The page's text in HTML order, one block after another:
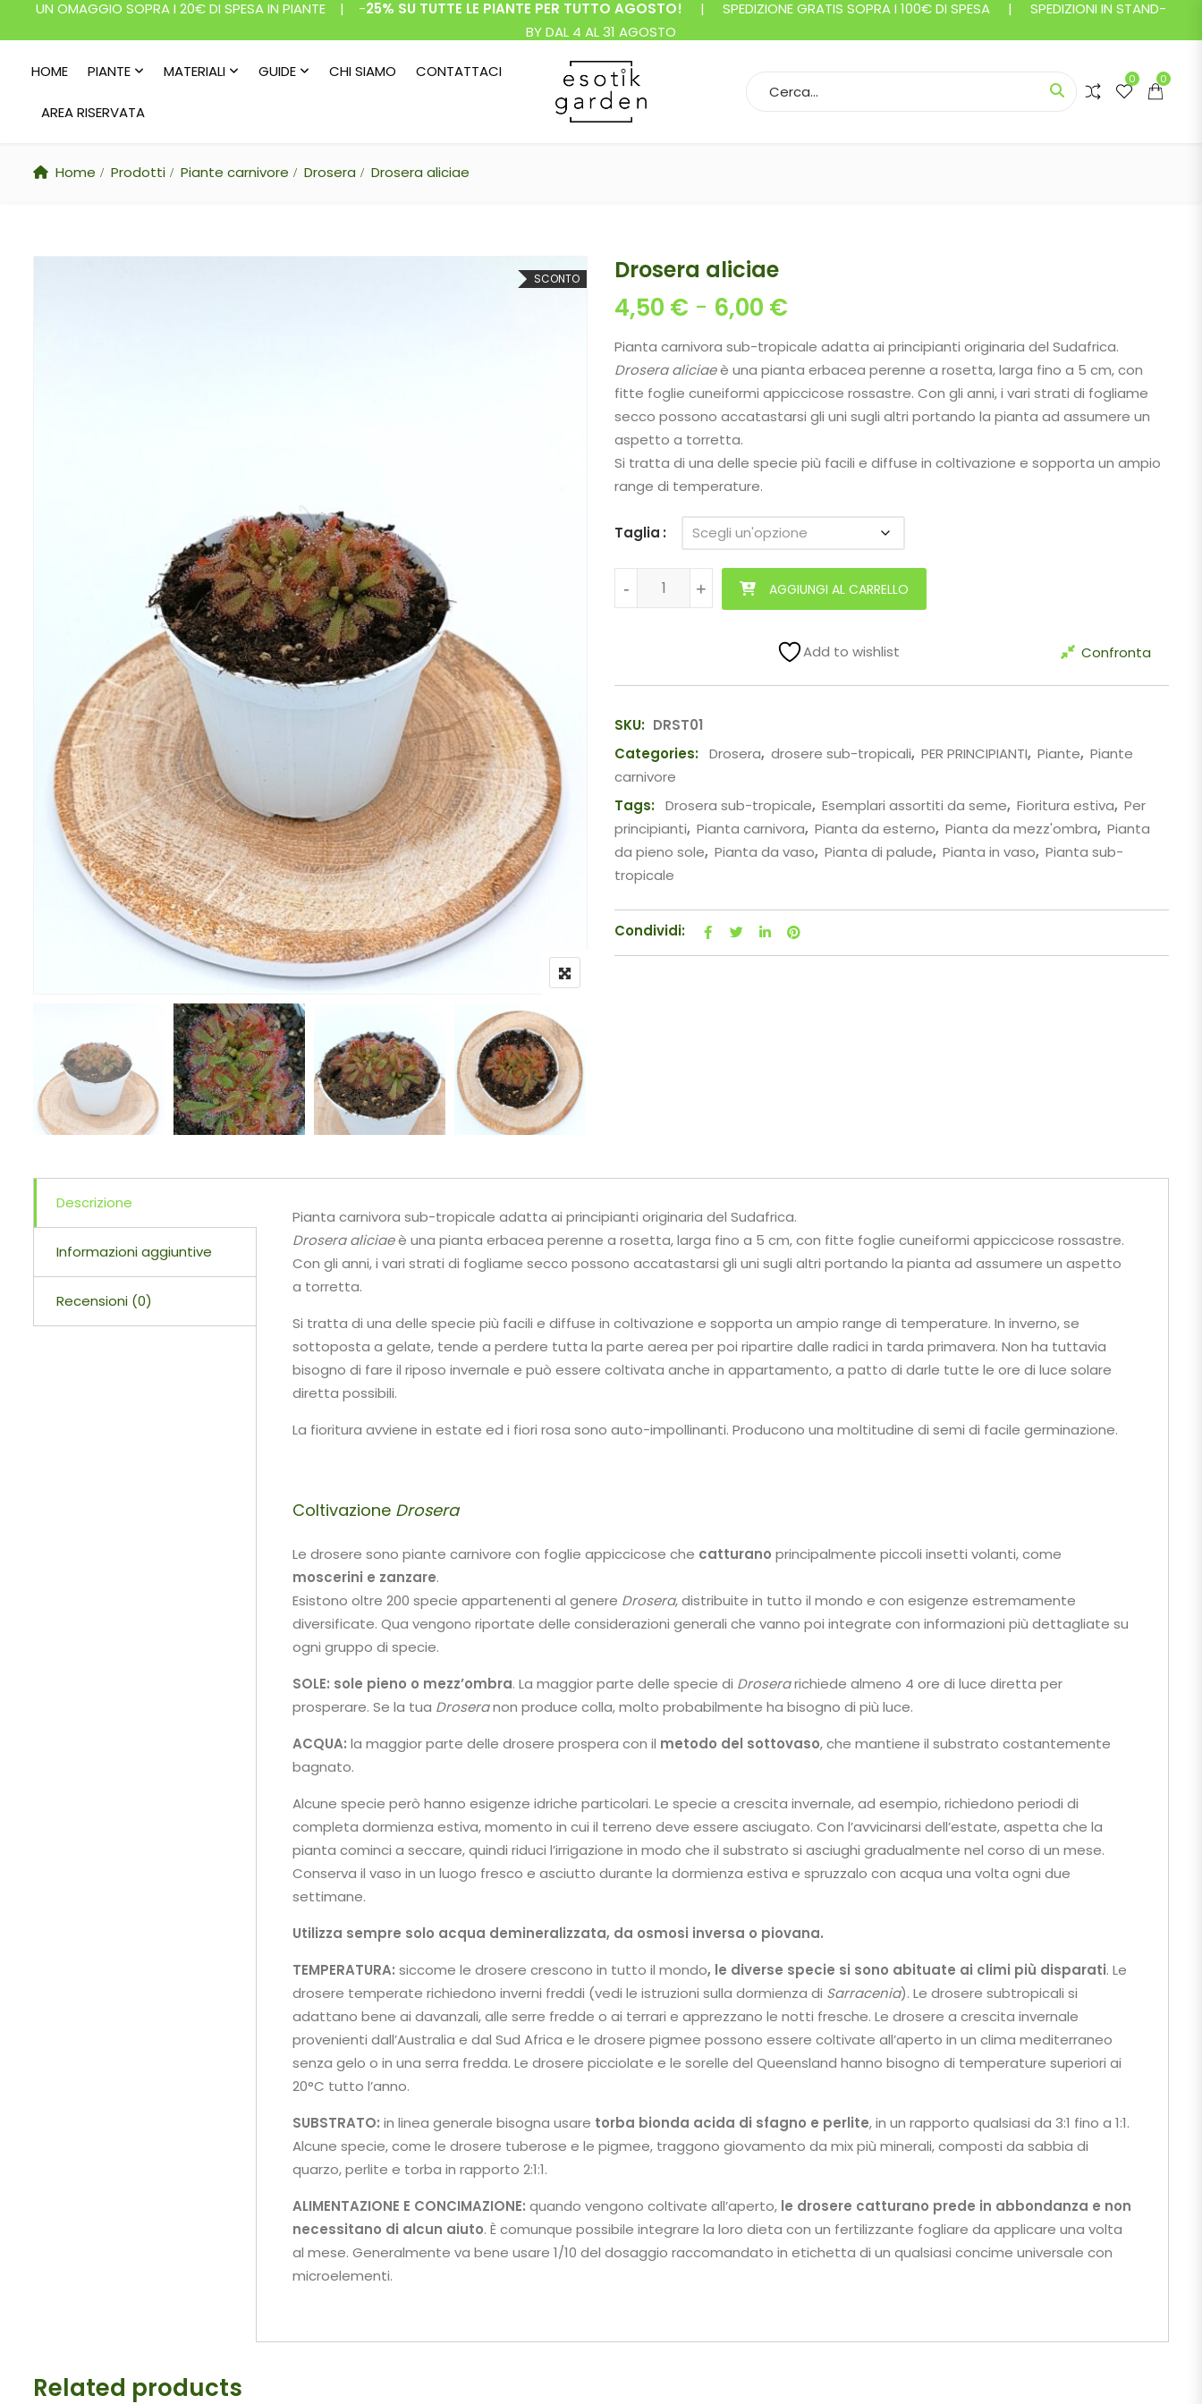
UN OMAGGIO SOPRA I 20€ DI SPESA IN PIANTE | -25% SU TUTTE LE PIANTE PER TUTTO AGOSTO! | SPEDIZIONE GRATIS SOPRA I 100€ DI SPESA | SPEDIZIONI IN STAND-
BY DAL 4 AL 31 AGOSTO
HOME PIANTE MATERIALI GUIDE CHI SIAMO CONTATTACI
AREA RISERVATA
0 0
Home Prodotti Piante carnivore Drosera Drosera aliciae
SCONTO Drosera aliciae
4,50 € - 6,00 €
Pianta carnivora sub-tropicale adatta ai principianti originaria del Sudafrica.
Drosera aliciaeè una pianta erbacea perenne a rosetta, larga fino a 5 cm, con
fitte foglie cuneiformi appiccicose rossastre. Con gli anni, i vari strati di fogliame
secco possono accatastarsi gli uni sugli altri portando la pianta ad assumere un
aspetto a torretta.
Si tratta di una delle specie più facili e diffuse in coltivazione e sopporta un ampio
range di temperature.
Taglia
Drosera aliciae quantità
+
- +
- AGGIUNGI AL CARRELLO
Add to wishlist Confronta
SKU: DRST01
Categories: Drosera, drosere sub-tropicali, PER PRINCIPIANTI, Piante, Piante
carnivore
Tags: Drosera sub-tropicale, Esemplari assortiti da seme, Fioritura estiva, Per
principianti, Pianta carnivora, Pianta da esterno, Pianta da mezz'ombra, Pianta
da pieno sole, Pianta da vaso, Pianta di palude, Pianta in vaso, Pianta sub-
tropicale
Condividi:
Descrizione
Informazioni aggiuntive
Recensioni (0)
Pianta carnivora sub-tropicale adatta ai principianti originaria del Sudafrica.
Drosera aliciaeè una pianta erbacea perenne a rosetta, larga fino a 5 cm, con fitte foglie cuneiformi appiccicose rossastre.
Con gli anni, i vari strati di fogliame secco possono accatastarsi gli uni sugli altri portando la pianta ad assumere un aspetto
a torretta.
Si tratta di una delle specie più facili e diffuse in coltivazione e sopporta un ampio range di temperature. In inverno, se
sottoposta a gelate, tende a perdere tutta la parte aerea per poi ripartire dalle radici in tarda primavera. Non ha tuttavia
bisogno di fare il riposo invernale e può essere coltivata anche in appartamento, a patto di darle tutte le ore di luce solare
diretta possibili.
La fioritura avviene in estate ed i fiori rosa sono auto-impollinanti. Producono una moltitudine di semi di facile germinazione.
Coltivazione Drosera
Le drosere sono piante carnivore con foglie appiccicose che catturano principalmente piccoli insetti volanti, come
moscerini e zanzare.
Esistono oltre 200 specie appartenenti al genere Drosera, distribuite in tutto il mondo e con esigenze estremamente
diversificate. Qua vengono riportate delle considerazioni generali che vanno poi integrate con informazioni più dettagliate su
ogni gruppo di specie.
SOLE: sole pieno o mezz’ombra. La maggior parte delle specie di Droserarichiede almeno 4 ore di luce diretta per
prosperare. Se la tua Droseranon produce colla, molto probabilmente ha bisogno di più luce.
ACQUA: la maggior parte delle drosere prospera con il metodo del sottovaso, che mantiene il substrato costantemente
bagnato.
Alcune specie però hanno esigenze idriche particolari. Le specie a crescita invernale, ad esempio, richiedono periodi di
completa dormienza estiva, momento in cui il terreno deve essere asciugato. Con l’avvicinarsi dell’estate, aspetta che la
pianta cominci a seccare, quindi riduci l’irrigazione in modo che il substrato si asciughi gradualmente nel corso di un mese.
Conserva il vaso in un luogo fresco e asciutto durante la dormienza estiva e spruzzalo con acqua una volta ogni due
settimane.
Utilizza sempre solo acqua demineralizzata, da osmosi inversa o piovana.
TEMPERATURA: siccome le drosere crescono in tutto il mondo, le diverse specie si sono abituate ai climi più disparati. Le
drosere temperate richiedono inverni freddi (vedi le istruzioni sulla dormienza di Sarracenia). Le drosere subtropicali si
adattano bene ai davanzali, alle serre fredde o ai terrari e apprezzano le notti fresche. Le drosere a crescita invernale
provenienti dall’Australia e dal Sud Africa e le drosere pigmee possono essere coltivate all’aperto in un clima mediterraneo
senza gelo o in una serra fredda. Le drosere picciolate e le sorelle del Queensland hanno bisogno di temperature superiori ai
20°C tutto l’anno.
SUBSTRATO: in linea generale bisogna usare torba bionda acida di sfagno e perlite, in un rapporto qualsiasi da 3:1 fino a 1:1.
Alcune specie, come le drosere tuberose e le pigmee, traggono giovamento da mix più minerali, composti da sabbia di
quarzo, perlite e torba in rapporto 2:1:1.
ALIMENTAZIONE E CONCIMAZIONE: quando vengono coltivate all’aperto, le drosere catturano prede in abbondanza e non
necessitano di alcun aiuto. È comunque possibile integrare la loro dieta con un fertilizzante fogliare da applicare una volta
al mese. Generalmente va bene usare 1/10 del dosaggio raccomandato in etichetta di un qualsiasi concime universale con
microelementi.
Related products